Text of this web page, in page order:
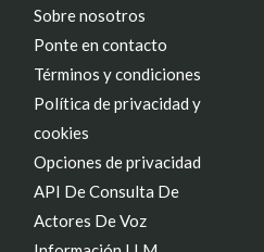
Sobre nosotros
Ponte en contacto
Términos y condiciones
Política de privacidad y
cookies
Opciones de privacidad
API De Consulta De
Actores De Voz